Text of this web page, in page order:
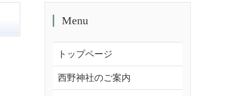
Menu
トップページ
西野神社のご案内